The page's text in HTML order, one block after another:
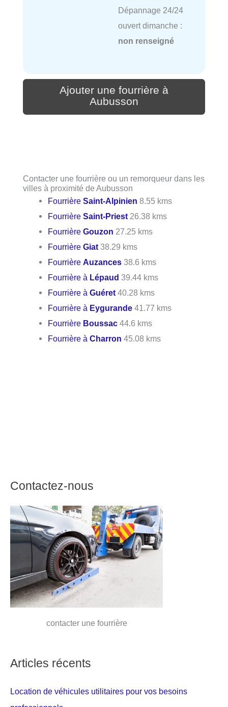
Dépannage 24/24
ouvert dimanche :
non renseigné
Ajouter une fourrière à
Aubusson
Contacter une fourrière ou un remorqueur dans les
villes à proximité de Aubusson
FourrièreSaint-Alpinien 8.55 kms
FourrièreSaint-Priest 26.38 kms
FourrièreGouzon 27.25 kms
FourrièreGiat 38.29 kms
FourrièreAuzances 38.6 kms
Fourrière à Lépaud 39.44 kms
Fourrière àGuéret 40.28 kms
Fourrière à Eygurande 41.77 kms
Fourrière Boussac 44.6 kms
Fourrière àCharron 45.08 kms
Contactez-nous
contacter une fourrière
Articles récents
Location de véhicules utilitaires pour vos besoins